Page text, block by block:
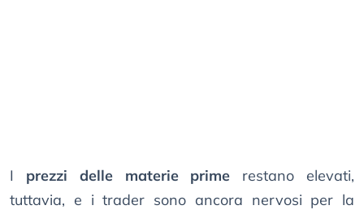
I prezzi delle materie prime restano elevati,
tuttavia, e i trader sono ancora nervosi per la